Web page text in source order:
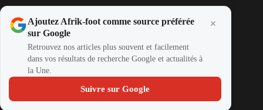
Ajoutez Afrik-foot comme source préférée
sur Google
Retrouvez nos articles plus souvent et facilement
dans vos résultats de recherche Google et actualités à
la Une.
Suivre sur Google